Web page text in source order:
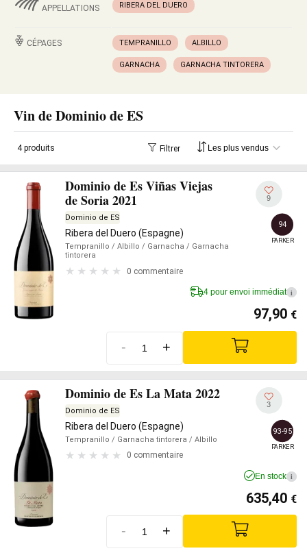
APPELLATIONS RIBERA DEL DUERO
CÉPAGES TEMPRANILLO ALBILLO
GARNACHA GARNACHA TINTORERA
Vin de Dominio de ES
4 produits Filtrer
Dominio de Es Viñas Viejas
de Soria 2021
Dominio de ES
Ribera del Duero (Espagne)
Tempranillo / Albillo / Garnacha / Garnacha
tintorera
0 commentaire
9
94
PARKER
4 pour envoi immédiat i
97,90 €
- +
Dominio de Es La Mata 2022
Dominio de ES
Ribera del Duero (Espagne)
Tempranillo / Garnacha tintorera / Albillo
0 commentaire
3
93-95
PARKER
En stock i
635,40 €
- +